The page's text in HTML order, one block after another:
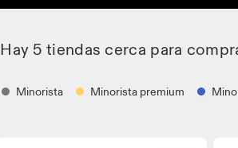
Hay 5 tiendas cerca para
Minorista Minorista premium